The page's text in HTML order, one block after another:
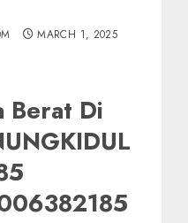
MARCH 1, 2025
Berat Di